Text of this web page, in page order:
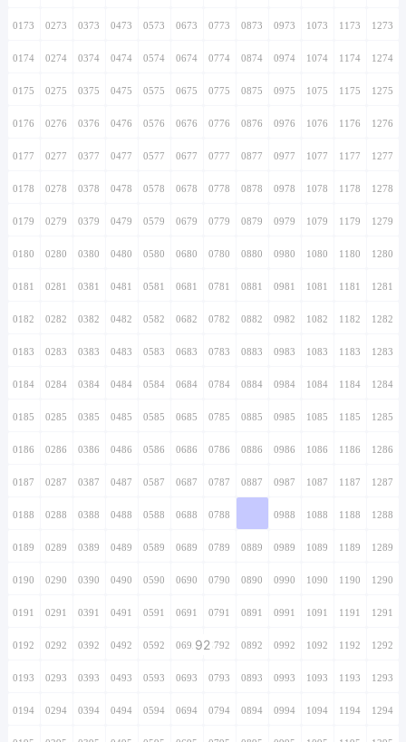
0173 0273 0373 0473 0573 0673 0773 0873 0973 1073 1173 1273
0174 0274 0374 0474 0574 0674 0774 0874 0974 1074 1174 1274
0175 0275 0375 0475 0575 0675 0775 0875 0975 1075 1175 1275
0176 0276 0376 0476 0576 0676 0776 0876 0976 1076 1176 1276
0177 0277 0377 0477 0577 0677 0777 0877 0977 1077 1177 1277
0178 0278 0378 0478 0578 0678 0778 0878 0978 1078 1178 1278
0179 0279 0379 0479 0579 0679 0779 0879 0979 1079 1179 1279
0180 0280 0380 0480 0580 0680 0780 0880 0980 1080 1180 1280
0181 0281 0381 0481 0581 0681 0781 0881 0981 1081 1181 1281
0182 0282 0382 0482 0582 0682 0782 0882 0982 1082 1182 1282
0183 0283 0383 0483 0583 0683 0783 0883 0983 1083 1183 1283
0184 0284 0384 0484 0584 0684 0784 0884 0984 1084 1184 1284
0185 0285 0385 0485 0585 0685 0785 0885 0985 1085 1185 1285
0186 0286 0386 0486 0586 0686 0786 0886 0986 1086 1186 1286
0187 0287 0387 0487 0587 0687 0787 0887 0987 1087 1187 1287
0188 0288 0388 0488 0588 0688 0788 0988 1088 1188 1288
0189 0289 0389 0489 0589 0689 0789 0889 0989 1089 1189 1289
0190 0290 0390 0490 0590 0690 0790 0890 0990 1090 1190 1290
0191 0291 0391 0491 0591 0691 0791 0891 0991 1091 1191 1291
0192 0292 0392 0492 0592 0692920792 0892 0992 1092 1192 1292
0193 0293 0393 0493 0593 0693 0793 0893 0993 1093 1193 1293
0194 0294 0394 0494 0594 0694 0794 0894 0994 1094 1194 1294